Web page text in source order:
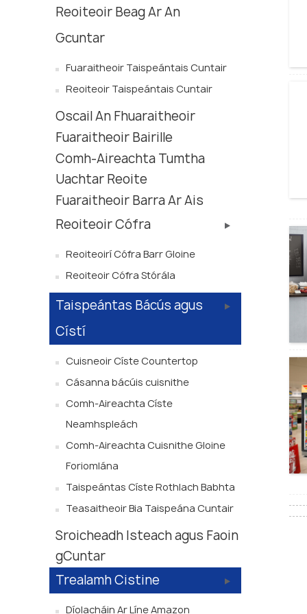
Reoiteoir Beag Ar An
Gcuntar
Fuaraitheoir Taispeántais Cuntair
Reoiteoir Taispeántais Cuntair
Oscail An Fhuaraitheoir
Fuaraitheoir Bairille
Comh-Aireachta Tumtha
Uachtar Reoite
Fuaraitheoir Barra Ar Ais
Reoiteoir Cófra
Reoiteoirí Cófra Barr Gloine
Reoiteoir Cófra Stórála
Taispeántas Bácús agus
Cístí
Cuisneoir Císte Countertop
Cásanna bácúis cuisnithe
Comh-Aireachta Císte
Neamhspleách
Comh-Aireachta Cuisnithe Gloine
Foriomlána
Taispeántas Císte Rothlach Babhta
Teasaitheoir Bia Taispeána Cuntair
Sroicheadh ​​Isteach agus Faoin
gCuntar
Trealamh Cistine
Díolacháin Ar Líne Amazon